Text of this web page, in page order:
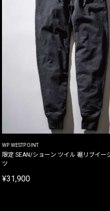
WP WESTPOINT
限定 SEAN/ショーン ツイル 裾リブイー
ツ
¥31,900